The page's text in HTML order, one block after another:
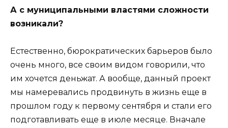
А с муниципальными властями сложности
возникали?
Естественно, бюрократических барьеров было
очень много, все своим видом говорили, что
им хочется деньжат. А вообще, данный проект
мы намеревались продвинуть в жизнь еще в
прошлом году к первому сентября и стали его
подготавливать еще в июле месяце. Вначале